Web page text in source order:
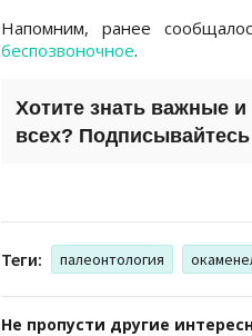
Напомним, ранее
беспозвоночное.
Хотите знать важные
всех?
Теги: палеонтология
Не пропусти другие